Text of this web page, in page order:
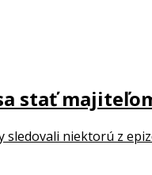
stať
sledovali niektorú z